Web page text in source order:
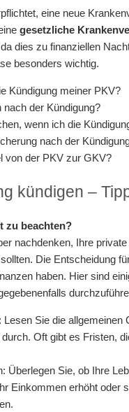
eine neue
gesetzliche
dies zu finanziellen
besonders wichtig.
Kündigung meiner PKV?
der Kündigung?
wenn ich die
nach der
von der PKV zur GKV?
kündigen –
zu beachten?
nachdenken, Ihre
Die Entscheidung
haben. Hier sind
Sie die
Oft gibt es Fristen,
Überlegen Sie, ob Ihre
Einkommen erhöht oder